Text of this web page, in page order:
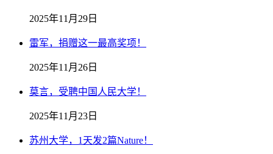
2025年11月29日
雷军，捐赠这一最高奖项！
2025年11月26日
莫言，受聘中国人民大学！
2025年11月23日
苏州大学，1天发2篇Nature！